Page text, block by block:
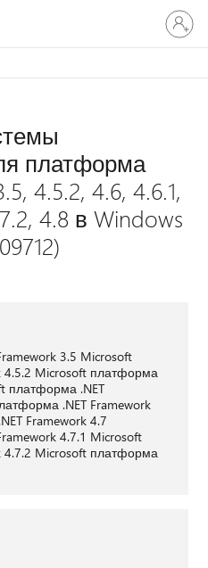
платформа
4.5.2, 4.6, 4.6.1,
4.8 в Windows
3.5 Microsoft
4.5.2 Microsoft платформа
платформа .NET
.NET Framework
Framework 4.7
4.7.1 Microsoft
4.7.2 Microsoft платформа